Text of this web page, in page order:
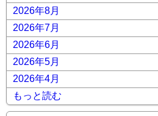
2026年8月
2026年7月
2026年6月
2026年5月
2026年4月
もっと読む